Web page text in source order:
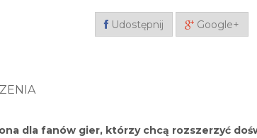
Udostępnij Google+
dla fanów gier, którzy chcą rozszerzyć